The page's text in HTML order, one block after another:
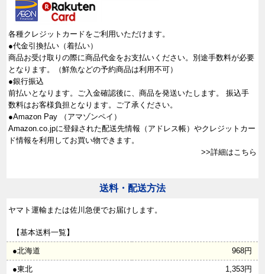
各種クレジットカードをご利用いただけます。
●代金引換払い（着払い）
商品お受け取りの際に商品代金をお支払いください。別途手数料が必要
となります。（鮮魚などの予約商品は利用不可）
●銀行振込
前払いとなります。ご入金確認後に、商品を発送いたします。 振込手
数料はお客様負担となります。ご了承ください。
●Amazon Pay （アマゾンペイ）
Amazon.co.jpに登録された配送先情報（アドレス帳）やクレジットカー
ド情報を利用してお買い物できます。
>>詳細はこちら
送料・配送方法
ヤマト運輸または佐川急便でお届けします。
【基本送料一覧】
●北海道 968円
●東北 1,353円